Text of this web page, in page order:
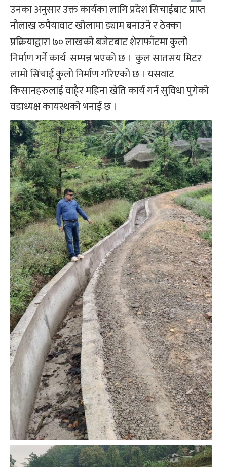
उनका अनुसार उक्त कार्यका लागि प्रदेश सिचाईबाट प्राप्त
नौलाख रुपैयावाट खोलामा ड्याम बनाउने र ठेक्का
प्रक्रियाद्वारा ७० लाखको बजेटबाट शेराफाँटमा कुलो
निर्माण गर्ने कार्य सम्पन्न भएको छ । कुल सातसय मिटर
लामो सिंचाई कुलो निर्माण गरिएको छ । यसवाट
किसानहरुलाई वाहै्र महिना खेति कार्य गर्न सुविधा पुगेको
वडाध्यक्ष कायस्थको भनाई छ ।